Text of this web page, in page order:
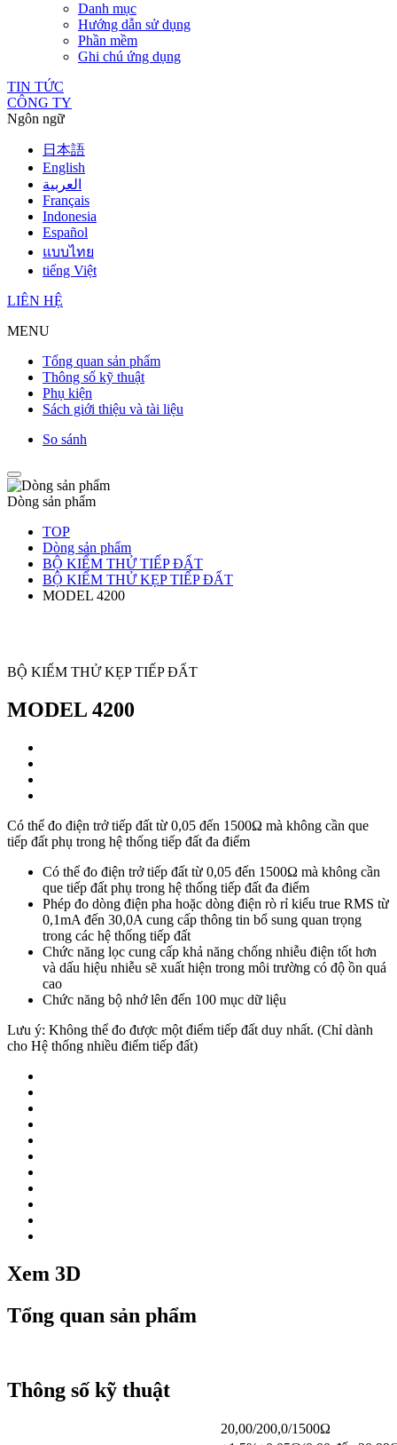
Danh mục
Hướng dẫn sử dụng
Phần mềm
Ghi chú ứng dụng
TIN TỨC
CÔNG TY
Ngôn ngữ
日本語
English
العربية
Français
Indonesia
Español
แบบไทย
tiếng Việt
LIÊN HỆ
MENU
Tổng quan sản phẩm
Thông số kỹ thuật
Phụ kiện
Sách giới thiệu và tài liệu
So sánh
Dòng sản phẩm
TOP
Dòng sản phẩm
BỘ KIỂM THỬ TIẾP ĐẤT
BỘ KIỂM THỬ KẸP TIẾP ĐẤT
MODEL 4200
BỘ KIỂM THỬ KẸP TIẾP ĐẤT
MODEL 4200
Có thể đo điện trở tiếp đất từ 0,05 đến 1500Ω mà không cần que
tiếp đất phụ trong hệ thống tiếp đất đa điểm
Có thể đo điện trở tiếp đất từ 0,05 đến 1500Ω mà không cần
que tiếp đất phụ trong hệ thống tiếp đất đa điểm
Phép đo dòng điện pha hoặc dòng điện rò rỉ kiểu true RMS từ
0,1mA đến 30,0A cung cấp thông tin bổ sung quan trọng
trong các hệ thống tiếp đất
Chức năng lọc cung cấp khả năng chống nhiễu điện tốt hơn
và dấu hiệu nhiễu sẽ xuất hiện trong môi trường có độ ồn quá
cao
Chức năng bộ nhớ lên đến 100 mục dữ liệu
Lưu ý: Không thể đo được một điểm tiếp đất duy nhất. (Chỉ dành
cho Hệ thống nhiều điểm tiếp đất)
Xem 3D
Tổng quan sản phẩm
Thông số kỹ thuật
20,00/200,0/1500Ω